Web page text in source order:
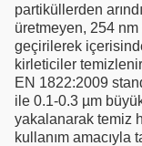
partiküllerden
üretmeyen, 254
geçirilerek
kirleticiler
EN 1822:2009
ile 0.1-0.3 µm
yakalanarak temiz
kullanım